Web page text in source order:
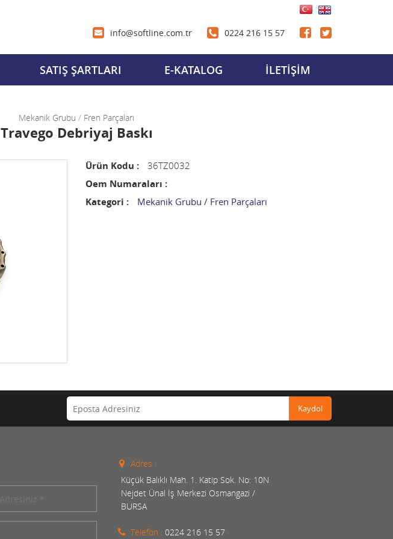
info@softline.com.tr 0224 216 15 57
SATIŞ ŞARTLARI E-KATALOG İLETİŞİM
Mekanik Grubu / Fren Parçaları
Travego Debriyaj Baskı
Ürün Kodu :
36TZ0032
Oem Numaraları :
Kategori :
Mekanik Grubu / Fren Parçaları
Kaydol
Adres :
Küçük Balıklı Mah. 1. Katip Sok. No: 10N
Nejdet Ünal İş Merkezi Osmangazi /
BURSA
Telefon : 0224 216 15 57